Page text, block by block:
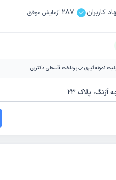
کاربران 287 آزمایش موفق
نمونه‌گیری پرداخت قسطی دکترپی
پلاک 23